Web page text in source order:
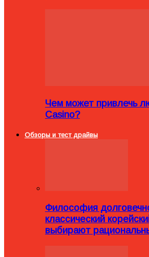
Чем может привлечь
Casino?
Обзоры и тест драйвы
Философия
классический
выбирают